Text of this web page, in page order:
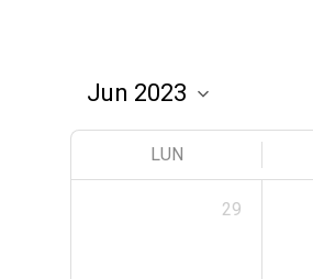
LUN
29